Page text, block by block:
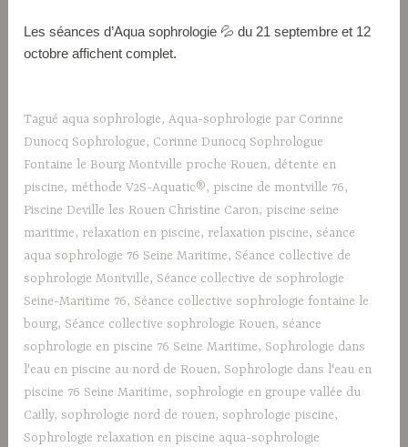
Les séances d’Aqua sophrologie 💦 du 21 septembre et 12
octobre affichent complet.
Tagué aqua sophrologie,Aqua-sophrologie par Corinne
Dunocq Sophrologue, Corinne Dunocq Sophrologue
Fontaine le Bourg Montville proche Rouen, détente en
piscine, méthode V2S-Aquatic®, piscine de montville 76,
Piscine Deville les Rouen Christine Caron, piscine seine
maritime, relaxation en piscine, relaxation piscine,séance
aqua sophrologie 76 Seine Maritime, Séance collective de
sophrologie Montville, Séance collective de sophrologie
Seine-Maritime 76, Séance collective sophrologie fontaine le
bourg, Séance collective sophrologie Rouen,séance
sophrologie en piscine 76 Seine Maritime, Sophrologie dans
l'eau en piscine au nord de Rouen, Sophrologie dans l'eau en
piscine 76 Seine Maritime,sophrologie en groupe vallée du
Cailly,sophrologie nord de rouen,sophrologie piscine,
Sophrologie relaxation en piscine aqua-sophrologie